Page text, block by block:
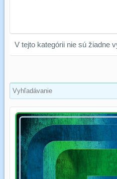
V tejto kategórii nie sú žiadne